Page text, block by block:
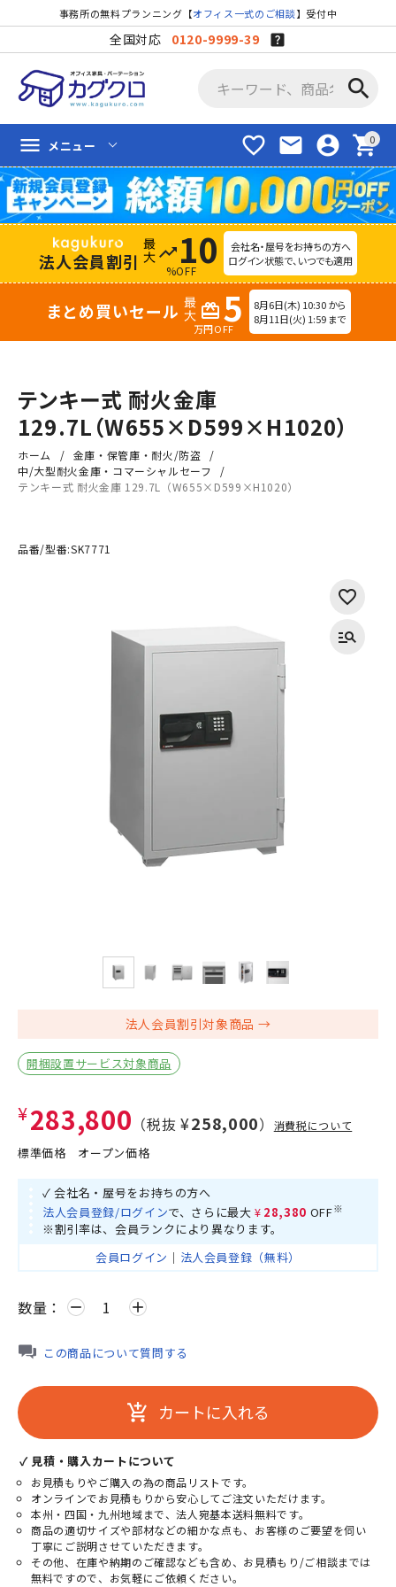
事務所の無料プランニング【オフィス一式のご相談】受付中
全国対応 0120-9999-39
search
favorite_border mail account_circle shopping_cart
menu メニュー
法人会員割引 trending_up 10
%OFF
会社名・屋号をお持ちの方へ
ログイン状態で、いつでも適用
まとめ買いセール redeem 5
万円OFF
8月6日(木) 10:30 から
8月11日(火) 1:59 まで
テンキー式 耐火金庫
129.7L（W655×D599×H1020）
ホーム
金庫・保管庫・耐火/防盗
中/大型耐火金庫・コマーシャルセーフ
テンキー式 耐火金庫 129.7L（W655×D599×H1020）
品番/型番:SK7771
法人会員割引対象商品
開梱設置サービス対象商品
¥283,800 （税抜 ¥258,000） 消費税について
標準価格 オープン価格
✓ 会社名・屋号をお持ちの方へ
法人会員登録/ログインで、さらに最大 ¥28,380 OFF※
※割引率は、会員ランクにより異なります。
会員ログイン ｜ 法人会員登録（無料）
数量： remove add
この商品について質問する
add_shopping_cart カートに入れる
✓ 見積・購入カートについて
お見積もりやご購入の為の商品リストです。
オンラインでお見積もりから安心してご注文いただけます。
本州・四国・九州地域まで、法人宛基本送料無料です。
商品の適切サイズや部材などの細かな点も、お客様のご要望を伺い
丁寧にご説明させていただきます。
その他、在庫や納期のご確認なども含め、お見積もり/ご相談までは
無料ですので、お気軽にご依頼ください。